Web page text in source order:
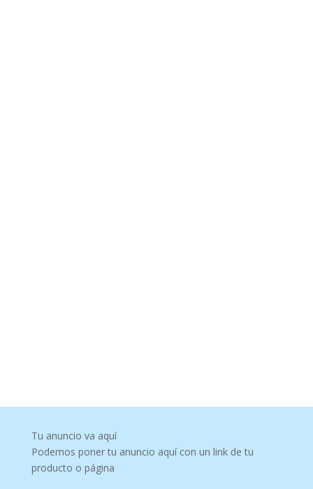
Tu anuncio va aquí
Podemos poner tu anuncio aquí con un link de tu
producto o página